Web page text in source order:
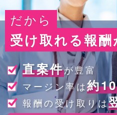
だから
受け取れる報酬
直案件が豊富
マージン率は約
報酬の受け取りは